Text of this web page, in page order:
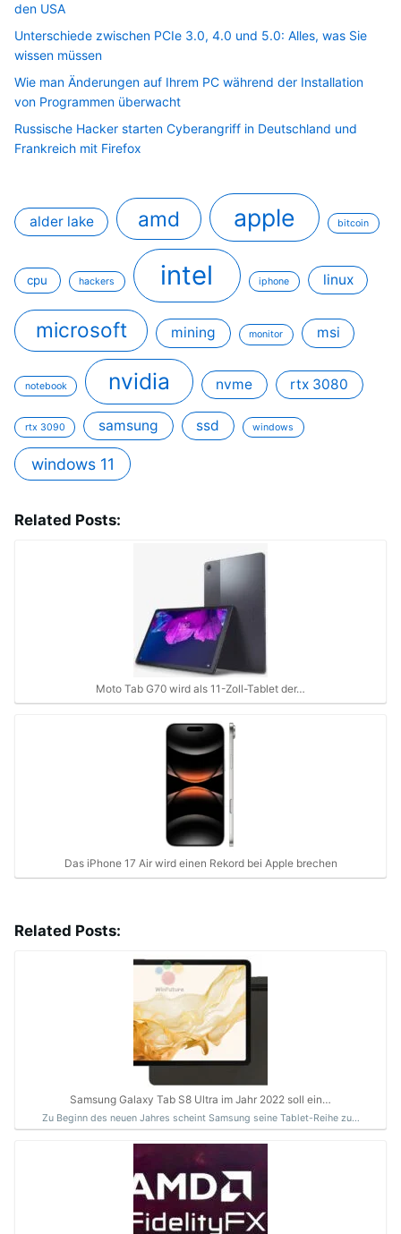
den USA
Unterschiede zwischen PCIe 3.0, 4.0 und 5.0: Alles, was Sie
wissen müssen
Wie man Änderungen auf Ihrem PC während der Installation
von Programmen überwacht
Russische Hacker starten Cyberangriff in Deutschland und
Frankreich mit Firefox
alder lake amd apple bitcoin
cpu hackers intel iphone linux
microsoft mining monitor msi
notebook nvidia nvme rtx 3080
rtx 3090 samsung ssd windows
windows 11
Related Posts:
Moto Tab G70 wird als 11-Zoll-Tablet der…
Das iPhone 17 Air wird einen Rekord bei Apple brechen
Related Posts:
Samsung Galaxy Tab S8 Ultra im Jahr 2022 soll ein…
Zu Beginn des neuen Jahres scheint Samsung seine Tablet-Reihe zu…